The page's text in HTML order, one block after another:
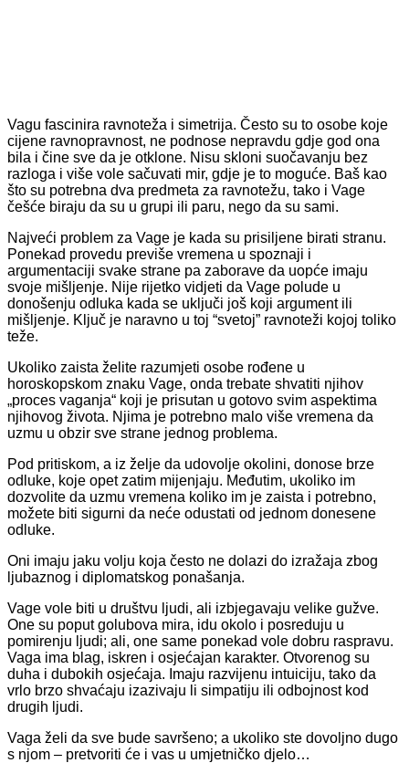
Vagu fascinira ravnoteža i simetrija. Često su to osobe koje
cijene ravnopravnost, ne podnose nepravdu gdje god ona
bila i čine sve da je otklone. Nisu skloni suočavanju bez
razloga i više vole sačuvati mir, gdje je to moguće. Baš kao
što su potrebna dva predmeta za ravnotežu, tako i Vage
češće biraju da su u grupi ili paru, nego da su sami.
Najveći problem za Vage je kada su prisiljene birati stranu.
Ponekad provedu previše vremena u spoznaji i
argumentaciji svake strane pa zaborave da uopće imaju
svoje mišljenje. Nije rijetko vidjeti da Vage polude u
donošenju odluka kada se uključi još koji argument ili
mišljenje. Ključ je naravno u toj “svetoj” ravnoteži kojoj toliko
teže.
Ukoliko zaista želite razumjeti osobe rođene u
horoskopskom znaku Vage, onda trebate shvatiti njihov
„proces vaganja“ koji je prisutan u gotovo svim aspektima
njihovog života. Njima je potrebno malo više vremena da
uzmu u obzir sve strane jednog problema.
Pod pritiskom, a iz želje da udovolje okolini, donose brze
odluke, koje opet zatim mijenjaju. Međutim, ukoliko im
dozvolite da uzmu vremena koliko im je zaista i potrebno,
možete biti sigurni da neće odustati od jednom donesene
odluke.
Oni imaju jaku volju koja često ne dolazi do izražaja zbog
ljubaznog i diplomatskog ponašanja.
Vage vole biti u društvu ljudi, ali izbjegavaju velike gužve.
One su poput golubova mira, idu okolo i posreduju u
pomirenju ljudi; ali, one same ponekad vole dobru raspravu.
Vaga ima blag, iskren i osjećajan karakter. Otvorenog su
duha i dubokih osjećaja. Imaju razvijenu intuiciju, tako da
vrlo brzo shvaćaju izazivaju li simpatiju ili odbojnost kod
drugih ljudi.
Vaga želi da sve bude savršeno; a ukoliko ste dovoljno dugo
s njom – pretvoriti će i vas u umjetničko djelo…